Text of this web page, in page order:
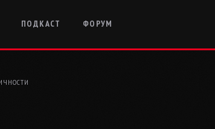
ПОДКАСТ ФОРУМ